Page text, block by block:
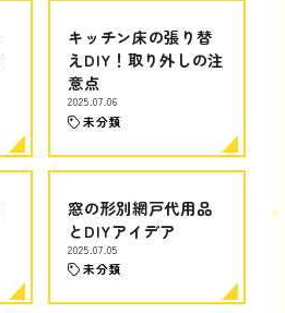
キッチン床の張り替
えDIY！取り外しの注
意点
2025.07.06
未分類
窓の形別網戸代用品
とDIYアイデア
2025.07.05
未分類